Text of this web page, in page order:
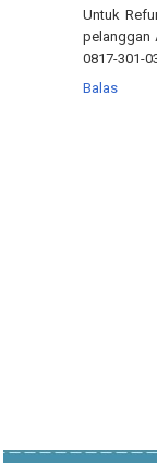
Untuk
pelanggan
0817-301-
Balas